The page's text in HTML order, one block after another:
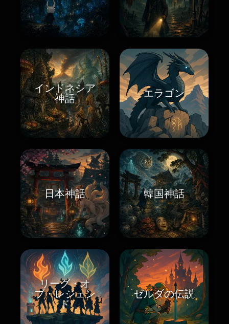
インドネシア
神話
エラゴン
日本神話 韓国神話
リーグ・オ
ブ・レジェン
ド
ゼルダの伝説